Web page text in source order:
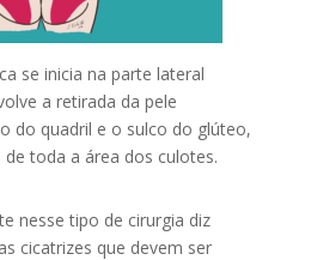
se inicia na parte lateral
a retirada da pele
do quadril e o sulco do glúteo,
toda a área dos culotes.
nesse tipo de cirurgia diz
cicatrizes que devem ser